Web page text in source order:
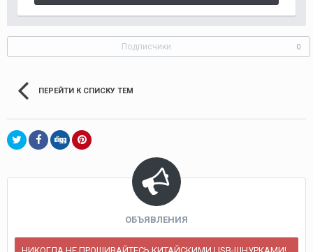
Подписчики 0
ПЕРЕЙТИ К СПИСКУ ТЕМ
ОБЪЯВЛЕНИЯ